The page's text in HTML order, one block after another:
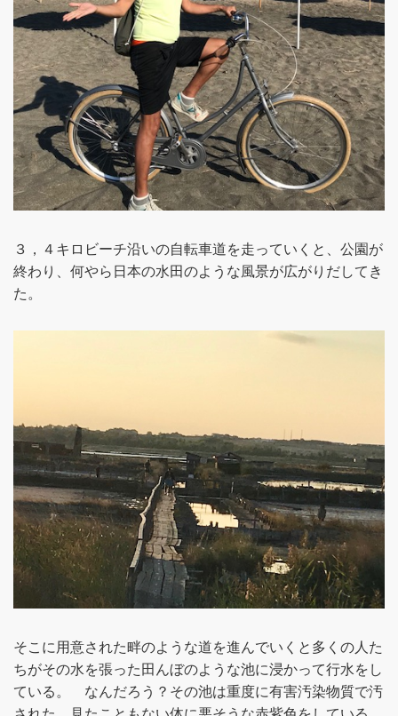
３，４キロビーチ沿いの自転車道を走っていくと、公園が
終わり、何やら日本の水田のような風景が広がりだしてき
た。
そこに用意された畔のような道を進んでいくと多くの人た
ちがその水を張った田んぼのような池に浸かって行水をし
ている。 なんだろう？その池は重度に有害汚染物質で汚